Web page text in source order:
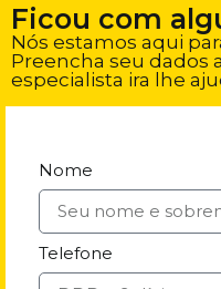
Ficou com
Nós estamos aqui
Preencha seu dados
especialista ira lhe
Nome
Telefone